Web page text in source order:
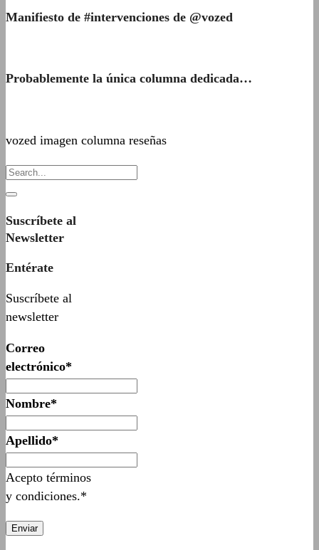
Manifiesto de #intervenciones de @vozed
Probablemente la única columna dedicada…
vozed imagen columna reseñas
Suscríbete al
Newsletter
Entérate
Suscríbete al
newsletter
Correo
electrónico*
Nombre*
Apellido*
Acepto términos
y condiciones.*